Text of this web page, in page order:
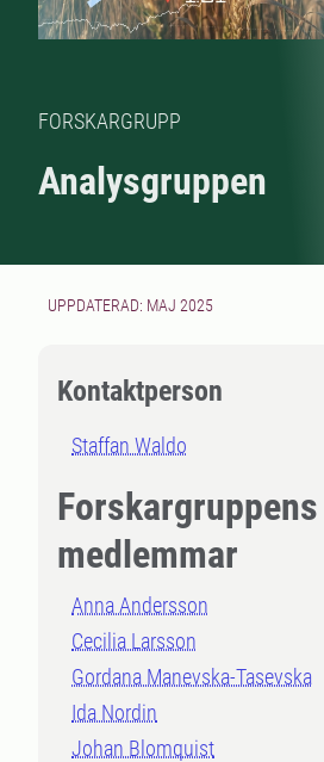
FORSKARGRUPP
Analysgruppen
UPPDATERAD: MAJ 2025
Kontaktperson
Staffan Waldo
Forskargruppens
medlemmar
Anna Andersson
Cecilia Larsson
Gordana Manevska-Tasevska
Ida Nordin
Johan Blomquist